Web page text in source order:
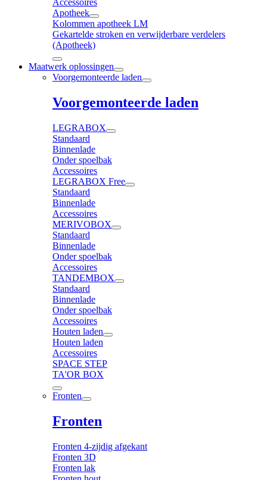
Accessoires
Apotheek
Kolommen apotheek LM
Gekartelde stroken en verwijderbare verdelers
(Apotheek)
Maatwerk oplossingen
Voorgemonteerde laden
Voorgemonteerde laden
LEGRABOX
Standaard
Binnenlade
Onder spoelbak
Accessoires
LEGRABOX Free
Standaard
Binnenlade
Accessoires
MERIVOBOX
Standaard
Binnenlade
Onder spoelbak
Accessoires
TANDEMBOX
Standaard
Binnenlade
Onder spoelbak
Accessoires
Houten laden
Houten laden
Accessoires
SPACE STEP
TA'OR BOX
Fronten
Fronten
Fronten 4-zijdig afgekant
Fronten 3D
Fronten lak